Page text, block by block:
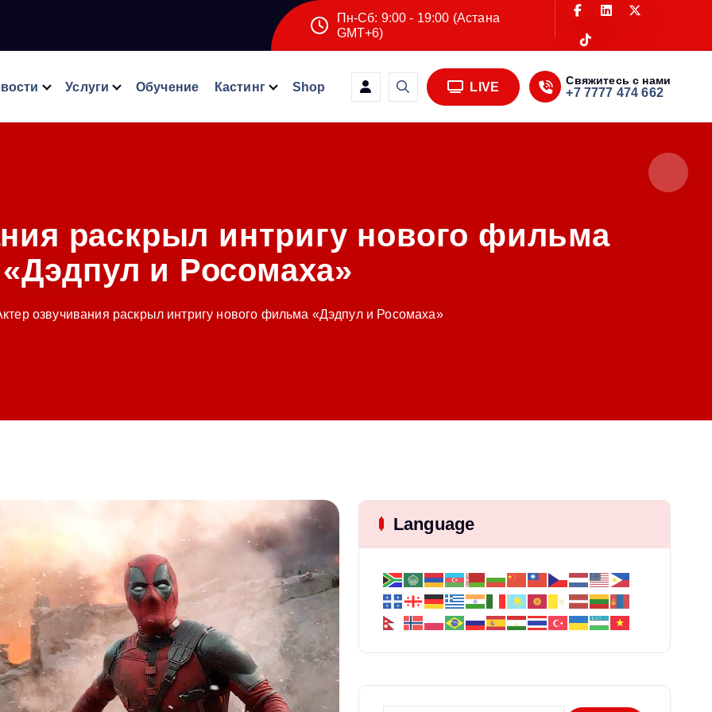
Пн-Сб: 9:00 - 19:00 (Астана
GMT+6)
Услуги Обучение Кастинг Shop LIVE Свяжитесь с нами
+7 7777 474 662
раскрыл интригу нового фильма
«Дэдпул и Росомаха»
озвучивания раскрыл интригу нового фильма «Дэдпул и Росомаха»
Language